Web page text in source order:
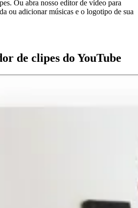
Ou abra nosso editor de vídeo para
ou adicionar músicas e o logotipo de sua
de clipes do YouTube